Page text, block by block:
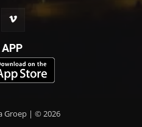
APP
Groep | © 2026